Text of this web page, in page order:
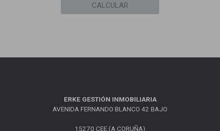
CALCULAR
ERKE GESTIÓN INMOBILIARIA
AVENIDA FERNANDO BLANCO 42 BAJO
15270 CEE (A CORUÑA)